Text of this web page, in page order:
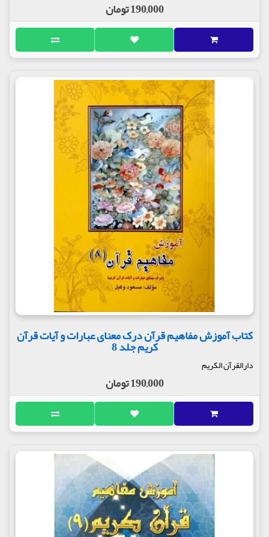
190,000 تومان
کتاب آموزش مفاهیم قرآن درک معنای عبارات و آیات قرآن
کریم جلد 8
دارالقرآن الکریم
190,000 تومان